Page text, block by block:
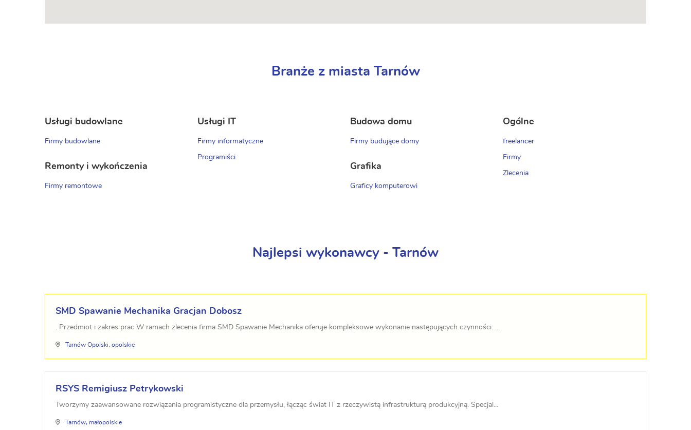
Branże z miasta Tarnów
Usługi budowlane
Firmy budowlane
Remonty i wykończenia
Firmy remontowe
Usługi IT
Firmy informatyczne
Programiści
Budowa domu
Firmy budujące domy
Grafika
Graficy komputerowi
Ogólne
freelancer
Firmy
Zlecenia
Najlepsi wykonawcy - Tarnów
SMD Spawanie Mechanika Gracjan Dobosz
. Przedmiot i zakres prac W ramach zlecenia firma SMD Spawanie Mechanika oferuje kompleksowe wykonanie następujących czynności: ...
Tarnów Opolski, opolskie
RSYS Remigiusz Petrykowski
Tworzymy zaawansowane rozwiązania programistyczne dla przemysłu, łącząc świat IT z rzeczywistą infrastrukturą produkcyjną. Specjal...
Tarnów, małopolskie